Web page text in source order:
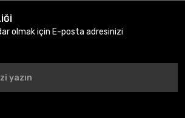
olmak için E-posta adresinizi